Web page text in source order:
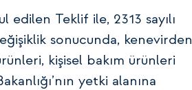
edilen Teklif ile, 2313 sayılı
sonucunda, kenevirden
kişisel bakım ürünleri
yetki alanına